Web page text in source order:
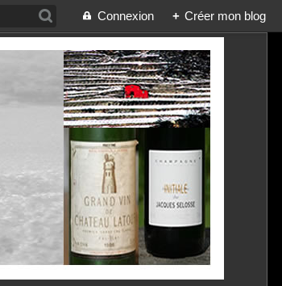
Connexion + Créer mon blog